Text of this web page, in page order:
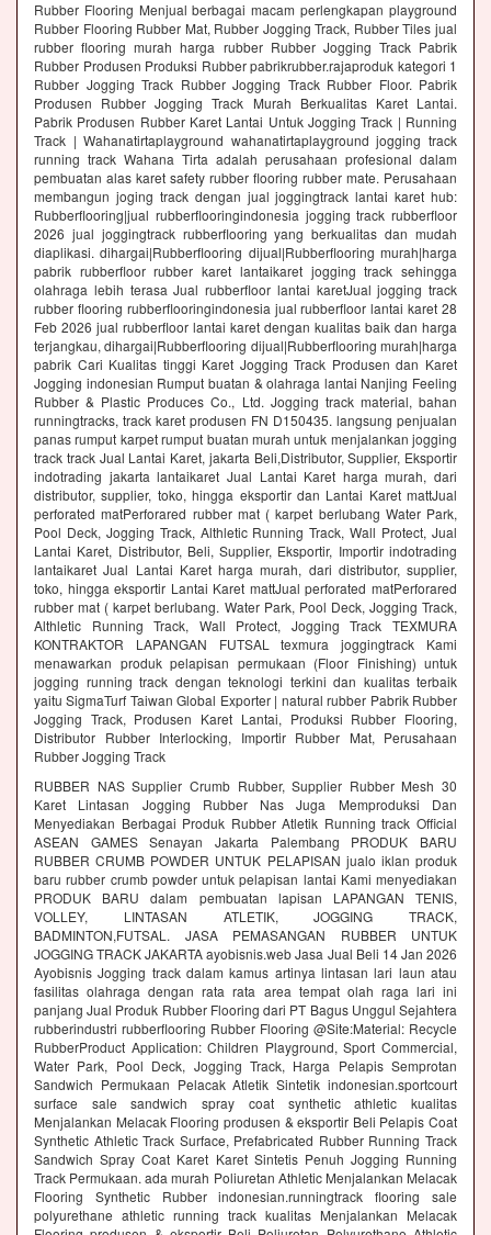
Rubber Flooring Menjual berbagai macam perlengkapan playground
Rubber Flooring Rubber Mat, Rubber Jogging Track, Rubber Tiles jual
rubber flooring murah harga rubber Rubber Jogging Track Pabrik
Rubber Produsen Produksi Rubber pabrikrubber.rajaproduk kategori 1
Rubber Jogging Track Rubber Jogging Track Rubber Floor. Pabrik
Produsen Rubber Jogging Track Murah Berkualitas Karet Lantai.
Pabrik Produsen Rubber Karet Lantai Untuk Jogging Track | Running
Track | Wahanatirtaplayground wahanatirtaplayground jogging track
running track Wahana Tirta adalah perusahaan profesional dalam
pembuatan alas karet safety rubber flooring rubber mate. Perusahaan
membangun joging track dengan jual joggingtrack lantai karet hub:
Rubberflooring|jual rubberflooringindonesia jogging track rubberfloor
2026 jual joggingtrack rubberflooring yang berkualitas dan mudah
diaplikasi. dihargai|Rubberflooring dijual|Rubberflooring murah|harga
pabrik rubberfloor rubber karet lantaikaret jogging track sehingga
olahraga lebih terasa Jual rubberfloor lantai karetJual jogging track
rubber flooring rubberflooringindonesia jual rubberfloor lantai karet 28
Feb 2026 jual rubberfloor lantai karet dengan kualitas baik dan harga
terjangkau, dihargai|Rubberflooring dijual|Rubberflooring murah|harga
pabrik Cari Kualitas tinggi Karet Jogging Track Produsen dan Karet
Jogging indonesian Rumput buatan & olahraga lantai Nanjing Feeling
Rubber & Plastic Produces Co., Ltd. Jogging track material, bahan
runningtracks, track karet produsen FN D150435. langsung penjualan
panas rumput karpet rumput buatan murah untuk menjalankan jogging
track track Jual Lantai Karet, jakarta Beli,Distributor, Supplier, Eksportir
indotrading jakarta lantaikaret Jual Lantai Karet harga murah, dari
distributor, supplier, toko, hingga eksportir dan Lantai Karet mattJual
perforated matPerforared rubber mat ( karpet berlubang Water Park,
Pool Deck, Jogging Track, Althletic Running Track, Wall Protect, Jual
Lantai Karet, Distributor, Beli, Supplier, Eksportir, Importir indotrading
lantaikaret Jual Lantai Karet harga murah, dari distributor, supplier,
toko, hingga eksportir Lantai Karet mattJual perforated matPerforared
rubber mat ( karpet berlubang. Water Park, Pool Deck, Jogging Track,
Althletic Running Track, Wall Protect, Jogging Track TEXMURA
KONTRAKTOR LAPANGAN FUTSAL texmura joggingtrack Kami
menawarkan produk pelapisan permukaan (Floor Finishing) untuk
jogging running track dengan teknologi terkini dan kualitas terbaik
yaitu SigmaTurf Taiwan Global Exporter | natural rubber Pabrik Rubber
Jogging Track, Produsen Karet Lantai, Produksi Rubber Flooring,
Distributor Rubber Interlocking, Importir Rubber Mat, Perusahaan
Rubber Jogging Track
RUBBER NAS Supplier Crumb Rubber, Supplier Rubber Mesh 30
Karet Lintasan Jogging Rubber Nas Juga Memproduksi Dan
Menyediakan Berbagai Produk Rubber Atletik Running track Official
ASEAN GAMES Senayan Jakarta Palembang PRODUK BARU
RUBBER CRUMB POWDER UNTUK PELAPISAN jualo iklan produk
baru rubber crumb powder untuk pelapisan lantai Kami menyediakan
PRODUK BARU dalam pembuatan lapisan LAPANGAN TENIS,
VOLLEY, LINTASAN ATLETIK, JOGGING TRACK,
BADMINTON,FUTSAL. JASA PEMASANGAN RUBBER UNTUK
JOGGING TRACK JAKARTA ayobisnis.web Jasa Jual Beli 14 Jan 2026
Ayobisnis Jogging track dalam kamus artinya lintasan lari laun atau
fasilitas olahraga dengan rata rata area tempat olah raga lari ini
panjang Jual Produk Rubber Flooring dari PT Bagus Unggul Sejahtera
rubberindustri rubberflooring Rubber Flooring @Site:Material: Recycle
RubberProduct Application: Children Playground, Sport Commercial,
Water Park, Pool Deck, Jogging Track, Harga Pelapis Semprotan
Sandwich Permukaan Pelacak Atletik Sintetik indonesian.sportcourt
surface sale sandwich spray coat synthetic athletic kualitas
Menjalankan Melacak Flooring produsen & eksportir Beli Pelapis Coat
Synthetic Athletic Track Surface, Prefabricated Rubber Running Track
Sandwich Spray Coat Karet Karet Sintetis Penuh Jogging Running
Track Permukaan. ada murah Poliuretan Athletic Menjalankan Melacak
Flooring Synthetic Rubber indonesian.runningtrack flooring sale
polyurethane athletic running track kualitas Menjalankan Melacak